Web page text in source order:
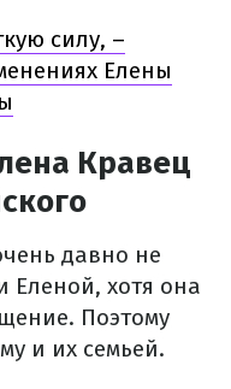
силу, –
Елены
Кравец
давно не
Еленой, хотя она
Поэтому
и их семьей.